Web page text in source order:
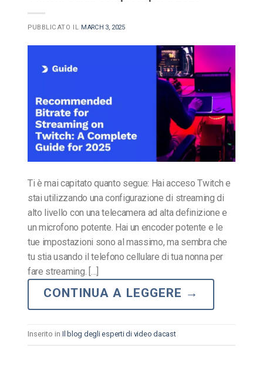
PUBBLICATO IL MARCH 3, 2025
Ti è mai capitato quanto segue: Hai acceso Twitch e
stai utilizzando una configurazione di streaming di
alto livello con una telecamera ad alta definizione e
un microfono potente. Hai un encoder potente e le
tue impostazioni sono al massimo, ma sembra che
tu stia usando il telefono cellulare di tua nonna per
fare streaming. […]
CONTINUA A LEGGERE →
Inserito in Il blog degli esperti di video dacast